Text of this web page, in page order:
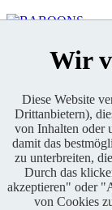
KONTAKT
Enduro
Wir
Diese Website
Drittanbietern),
von Inhalten oder
damit das
zu unterbreiten,
Durch das
akzeptieren" oder
von Cookies